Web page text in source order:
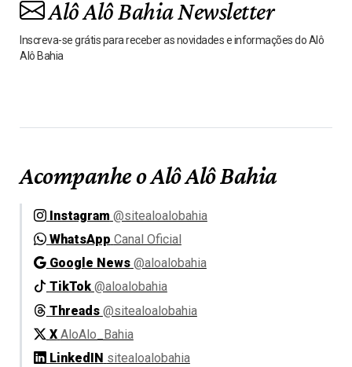
Alô Alô Bahia Newsletter
Inscreva-se grátis para receber as novidades e informações do Alô
Alô Bahia
Acompanhe o Alô Alô Bahia
Instagram @sitealoalobahia
WhatsApp Canal Oficial
Google News @aloalobahia
TikTok @aloalobahia
Threads @sitealoalobahia
X AloAlo_Bahia
LinkedIN sitealoalobahia